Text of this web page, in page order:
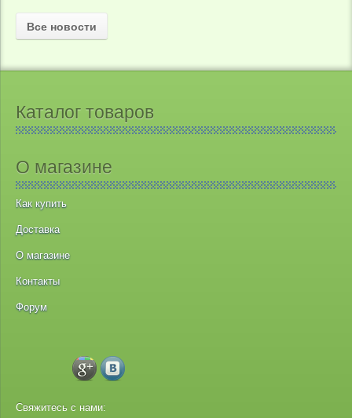
Все новости
Каталог товаров
О магазине
Как купить
Доставка
О магазине
Контакты
Форум
Свяжитесь с нами: